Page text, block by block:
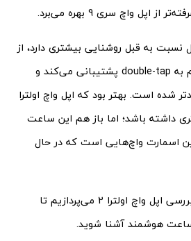
اپل واچ سری 9 بهره می‌برد.
به قبل روشنایی بیشتری دارد، از
حرکت دست جدید موسوم به double-tap پشتیبانی می‌کند و
شده است. بهتر بود که اپل واچ اولترا
داشته باشد؛ اما باز هم این ساعت
اسمارت واچ‌هایی است که در حال
در ادامه مطلب به نقد و بررسی اپل واچ اولترا 2 می‌پردازیم تا
هوشمند آشنا شوید.